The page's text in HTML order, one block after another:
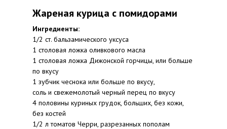
Жареная курица с помидорами
Ингредиенты:
1/2 ст. бальзамического уксуса
1 столовая ложка оливкового масла
1 столовая ложка Дижонской горчицы, или больше
по вкусу
1 зубчик чеснока или больше по вкусу,
соль и свежемолотый черный перец по вкусу
4 половины куриных грудок, больших, без кожи,
без костей
1/2 л томатов Черри, разрезанных пополам